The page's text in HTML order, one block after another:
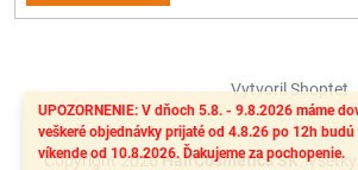
UPOZORNENIE: V dňoch 5.8. - 9.8.2026 máme
veškeré objednávky prijaté od 4.8.26 po 12h budú
víkende od 10.8.2026. Ďakujeme za pochopenie.
Vytvoril Shoptet
Copyright 2026HairCosmetics SK.